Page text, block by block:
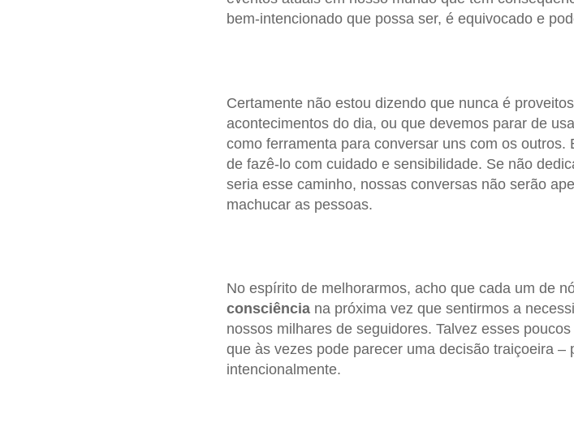
bem-intencionado que possa ser, é equivocado e
Certamente não estou dizendo que nunca é
acontecimentos do dia, ou que devemos parar de
como ferramenta para conversar uns com os
de fazê-lo com cuidado e sensibilidade. Se não
seria esse caminho, nossas conversas não serão
machucar as pessoas.
No espírito de melhorarmos, acho que cada um de
consciênciana próxima vez que sentirmos a
nossos milhares de seguidores. Talvez esses poucos
que às vezes pode parecer uma decisão traiçoeira
intencionalmente.